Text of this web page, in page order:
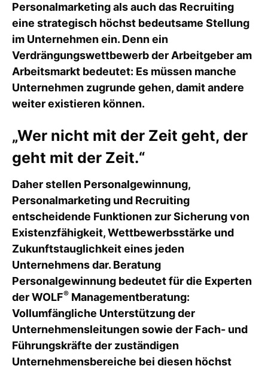
Personalmarketing als auch das Recruiting
eine strategisch höchst bedeutsame Stellung
im Unternehmen ein. Denn ein
Verdrängungswettbewerb der Arbeitgeber am
Arbeitsmarkt bedeutet: Es müssen manche
Unternehmen zugrunde gehen, damit andere
weiter existieren können.
„Wer nicht mit der Zeit geht, der
geht mit der Zeit.“
Daher stellen Personalgewinnung,
Personalmarketing und Recruiting
entscheidende Funktionen zur Sicherung von
Existenzfähigkeit, Wettbewerbsstärke und
Zukunftstauglichkeit eines jeden
Unternehmens dar. Beratung
Personalgewinnung bedeutet für die Experten
der WOLF® Managementberatung:
Vollumfängliche Unterstützung der
Unternehmensleitungen sowie der Fach- und
Führungskräfte der zuständigen
Unternehmensbereiche bei diesen höchst